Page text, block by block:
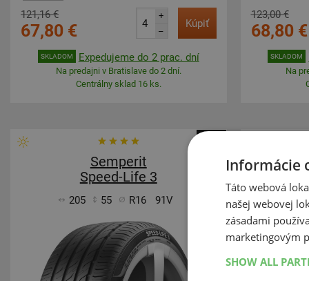
121,16 €
67,80 €
+
–
Kúpiť
SKLADOM Expedujeme do 2 prac. dní
Na predajni v Bratislave do 2 dní.
Centrálny sklad 16 ks.
123,00 €
68,80 €
SKLADOM
Na
Semperit
Speed-Life 3
205 55 R16 91V
Informácie
Táto webová
našej webovej
zásadami
marketingovým
SHOW ALL